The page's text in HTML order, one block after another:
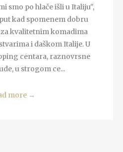
smo po hlače išli u Italiju",
kad spomenem dobru
kvalitetnim komadima
i daškom Italije. U
centara, raznovrsne
u strogom ce...
more →